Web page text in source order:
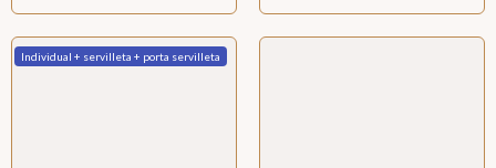
Individual + servilleta + porta servilleta